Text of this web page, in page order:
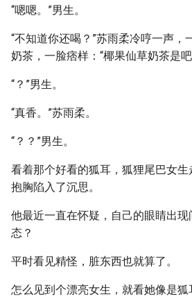
“嗯嗯。”男生。
“不知道你还喝？”苏雨柔冷哼一声，
奶茶，一脸痞样：“椰果仙草奶茶是
“？”男生。
“真香。”苏雨柔。
“？？”男生。
看着那个好看的狐耳，狐狸尾巴女
抱胸陷入了沉思。
他最近一直在怀疑，自己的眼睛出
态？
平时看见精怪，脏东西也就算了。
怎么见到个漂亮女生，就看她像是